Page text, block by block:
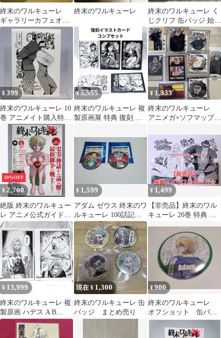
終末のワルキューレ
ギャラリーカフェオメ
ガ 缶バッジ 始皇帝
終末のワルキューレ
終末のワルキューレ く
じクリフ 缶バッジ 始皇
帝
¥399
終末のワルキューレ 10
巻 アニメイト購入特典
イラストカード スーツ
¥5,555
終末のワルキューレ 複
製原画展 特典 復刻 イ
TSUTAYA 限定
¥ 1,333
終末のワルキューレ
アニメガ×ソフマップ
10%OFF
¥ 2,700
絶版 終末のワルキュー
レ アニメ公式ガイドブ
ック Record of Ragnarok
/ Shuumatsu no Valkyrie
Anime Official Guide
Book (Damage) 2021年
¥ 1,599
アダム ゼウス 終末のワ
ルキューレ 100話記念
ホログラム缶バッジ
¥ 1,499
【非売品】終末のワル
キューレ 20巻 特典 ア
¥ 13,999
終末のワルキューレ 複
製原画 ハデス A B
TSUTAYA 限定 ポップ
アップ
現在 ¥ 1,300
終末のワルキューレ 缶
バッジ まとめ売り
¥900
終末のワルキューレ
オフショット 缶バッ
ジ アダム